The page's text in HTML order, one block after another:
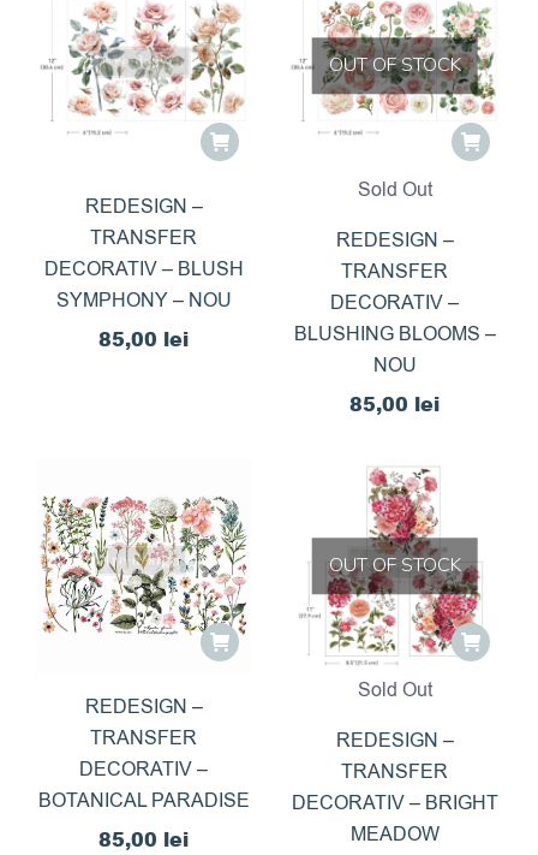
REDESIGN –
TRANSFER
DECORATIV – BLUSH
SYMPHONY – NOU
85,00 lei
OUT OF STOCK
Sold Out
REDESIGN –
TRANSFER
DECORATIV –
BLUSHING BLOOMS –
NOU
85,00 lei
REDESIGN –
TRANSFER
DECORATIV –
BOTANICAL PARADISE
85,00 lei
OUT OF STOCK
Sold Out
REDESIGN –
TRANSFER
DECORATIV – BRIGHT
MEADOW